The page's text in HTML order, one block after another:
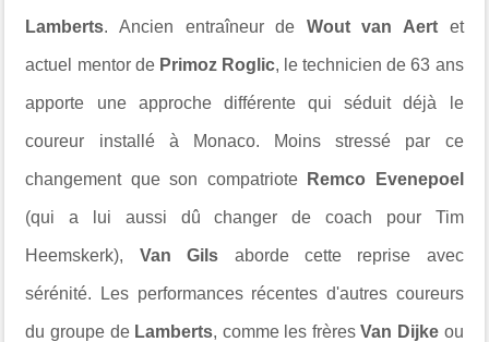
Lamberts. Ancien entraîneur de Wout van Aertet
actuel mentor de Primoz Roglic, le technicien de 63 ans
apporte une approche différente qui séduit déjà le
coureur installé à Monaco. Moins stressé par ce
changement que son compatriote Remco Evenepoel
(qui a lui aussi dû changer de coach pour Tim
Heemskerk), Van Gils aborde cette reprise avec
sérénité. Les performances récentes d'autres coureurs
du groupe de Lamberts, comme les frèresVan Dijkeou